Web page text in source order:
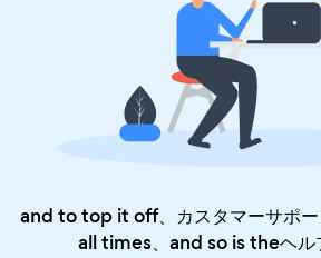
and to top it off、カスタマーサポ
all times、and so is theヘル